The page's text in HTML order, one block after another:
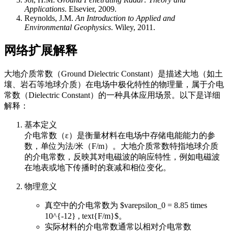
Applications. Elsevier, 2009.
Reynolds, J.M. An Introduction to Applied and
Environmental Geophysics. Wiley, 2011.
网络扩展解释
大地介质常数（Ground Dielectric Constant）是描述大地（如土
壤、岩石等地球介质）在电场中极化特性的物理量，属于介电
常数（Dielectric Constant）的一种具体应用场景。以下是详细
解释：
基本定义
介电常数（ε）是衡量材料在电场中存储电能能力的参
数，单位为法/米（F/m）。大地介质常数特指地球介质
的介电常数，反映其对电磁波的响应特性，例如电磁波
在地表或地下传播时的衰减和相位变化。
物理意义
真空中的介电常数为 $varepsilon_0 = 8.85 times
10^{-12} , text{F/m}$。
实际材料的介电常数通常以相对介电常数